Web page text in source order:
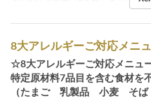
8大アレルギーご対応メ
☆8大アレルギーご対応メニュ
特定原材料7品目を含む食材を
（たまご 乳製品 小麦 そ